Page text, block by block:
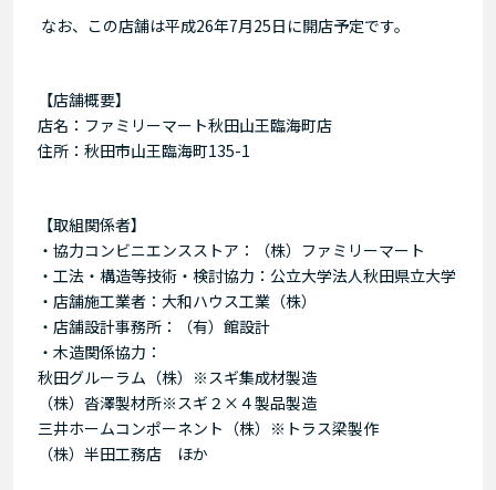
なお、この店舗は平成26年7月25日に開店予定です。
【店舗概要】
店名：ファミリーマート秋田山王臨海町店
住所：秋田市山王臨海町135-1
【取組関係者】
・協力コンビニエンスストア：（株）ファミリーマート
・工法・構造等技術・検討協力：公立大学法人秋田県立大学
・店舗施工業者：大和ハウス工業（株）
・店舗設計事務所：（有）館設計
・木造関係協力：
秋田グルーラム（株）※スギ集成材製造
（株）沓澤製材所※スギ２×４製品製造
三井ホームコンポーネント（株）※トラス梁製作
（株）半田工務店 ほか